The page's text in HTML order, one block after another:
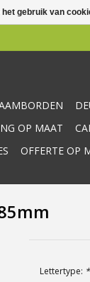
OP MAAT
OFFERTE OP
Lettertype: *
gebruik van